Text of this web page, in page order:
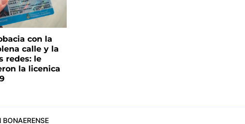
con la
calle y la
redes: le
la licenica
BONAERENSE